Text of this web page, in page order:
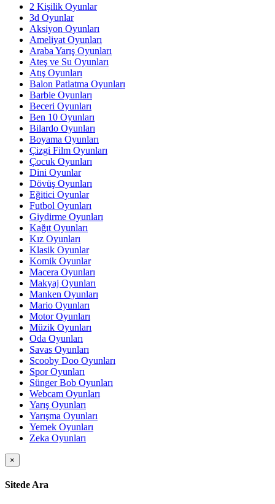
2 Kişilik Oyunlar
3d Oyunlar
Aksiyon Oyunları
Ameliyat Oyunları
Araba Yarış Oyunları
Ateş ve Su Oyunları
Atış Oyunları
Balon Patlatma Oyunları
Barbie Oyunları
Beceri Oyunları
Ben 10 Oyunları
Bilardo Oyunları
Boyama Oyunları
Çizgi Film Oyunları
Çocuk Oyunları
Dini Oyunlar
Dövüş Oyunları
Eğitici Oyunlar
Futbol Oyunları
Giydirme Oyunları
Kağıt Oyunları
Kız Oyunları
Klasik Oyunlar
Komik Oyunlar
Macera Oyunları
Makyaj Oyunları
Manken Oyunları
Mario Oyunları
Motor Oyunları
Müzik Oyunları
Oda Oyunları
Savas Oyunları
Scooby Doo Oyunları
Spor Oyunları
Sünger Bob Oyunları
Webcam Oyunları
Yarış Oyunları
Yarışma Oyunları
Yemek Oyunları
Zeka Oyunları
×
Sitede Ara